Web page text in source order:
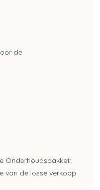
de
Onderhoudspakket
van de losse verkoop